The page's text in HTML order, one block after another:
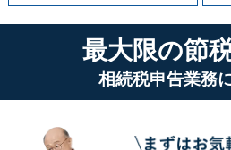
最大限の節
相続税申告業務